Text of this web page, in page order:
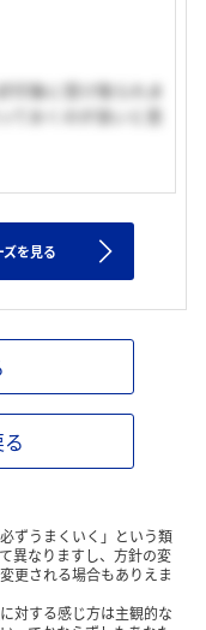
印象に受け取られま
ておくのが良いと思
を見る
ずうまくいく」という類
異なりますし、方針の変
更される場合もありえま
対する感じ方は主観的な